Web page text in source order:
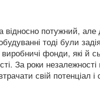
відносно потужний,
тоді були
виробничі фонди, які
За роки
свій потенціал